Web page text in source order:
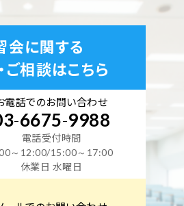
会に関する
ご相談はこちら
電話でのお問い合わせ
-6675-9988
電話受付時間
～12:00/15:00～17:00
休業日 水曜日